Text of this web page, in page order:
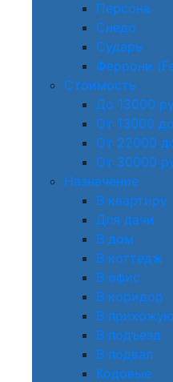
Персона
Снедо
Сударь
Феррони
Стоимость
До 13000
От 13000
От 22000
От 30000
Назначение
В квартиру
Для дачи
В дом
В коттедж
В офис
В коридор
В прихожую
В подъезд
В подвал
Кодовые